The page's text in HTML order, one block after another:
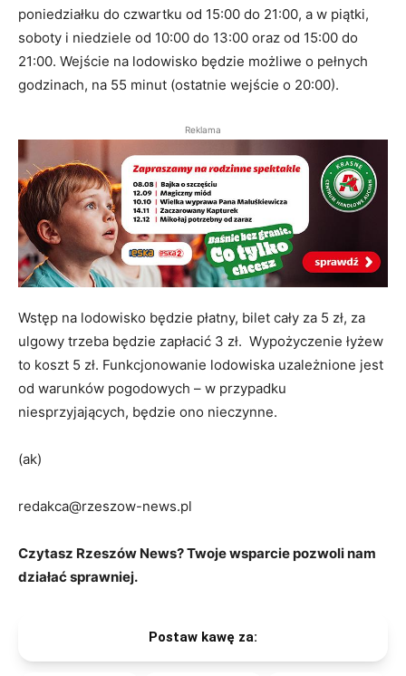
poniedziałku do czwartku od 15:00 do 21:00, a w piątki,
soboty i niedziele od 10:00 do 13:00 oraz od 15:00 do
21:00. Wejście na lodowisko będzie możliwe o pełnych
godzinach, na 55 minut (ostatnie wejście o 20:00).
Reklama
Wstęp na lodowisko będzie płatny, bilet cały za 5 zł, za
ulgowy trzeba będzie zapłacić 3 zł. Wypożyczenie łyżew
to koszt 5 zł. Funkcjonowanie lodowiska uzależnione jest
od warunków pogodowych – w przypadku
niesprzyjających, będzie ono nieczynne.
(ak)
redakca@rzeszow-news.pl
Czytasz Rzeszów News? Twoje wsparcie pozwoli nam
działać sprawniej.
Postaw kawę za: